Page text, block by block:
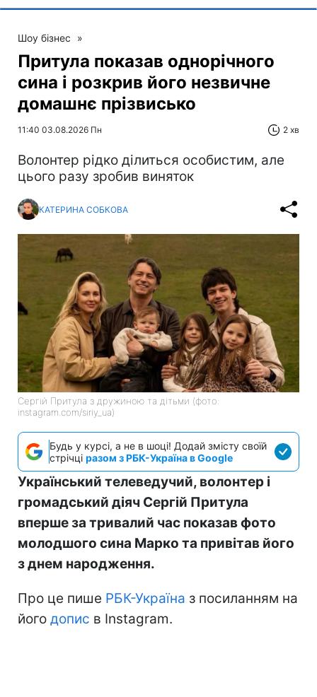
Шоу бізнес »
Притула показав однорічного
сина і розкрив його незвичне
домашнє прізвисько
11:40 03.08.2026 Пн 2 хв
Волонтер рідко ділиться особистим, але
цього разу зробив виняток
КАТЕРИНА СОБКОВА
Сергій Притула з дружиною та дітьми (фото:
instagram.com/siriy_ua)
Будь у курсі, а не в шоці! Додай змісту своїй
стрічці разом з РБК-Україна в Google
Український телеведучий, волонтер і
громадський діяч Сергій Притула
вперше за тривалий час показав фото
молодшого сина Марко та привітав його
з днем народження.
Про це пише РБК-Україна з посиланням на
його допис в Instagram.